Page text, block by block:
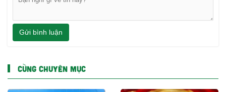
Gửi bình luận
CÙNG CHUYÊN MỤC